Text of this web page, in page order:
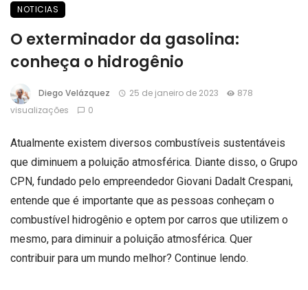
NOTICIAS
O exterminador da gasolina:
conheça o hidrogênio
Diego Velázquez 25 de janeiro de 2023
878
visualizações
0
Atualmente existem diversos combustíveis sustentáveis
que diminuem a poluição atmosférica. Diante disso, o Grupo
CPN, fundado pelo empreendedor Giovani Dadalt Crespani,
entende que é importante que as pessoas conheçam o
combustível hidrogênio e optem por carros que utilizem o
mesmo, para diminuir a poluição atmosférica. Quer
contribuir para um mundo melhor? Continue lendo.